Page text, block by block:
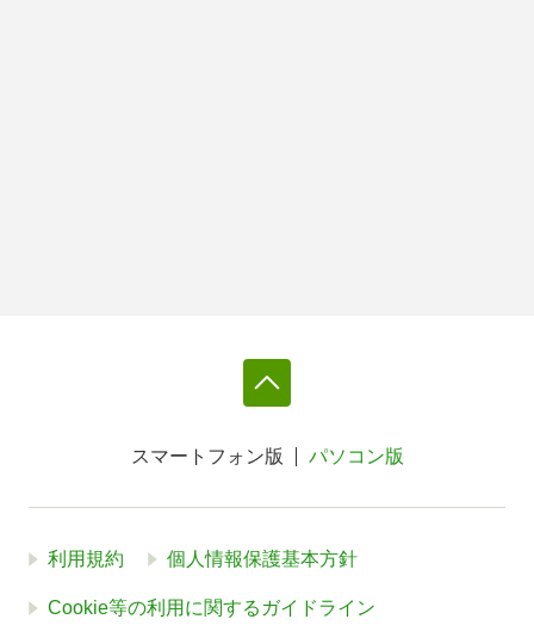
スマートフォン版 パソコン版
利用規約 個人情報保護基本方針
Cookie等の利用に関するガイドライン